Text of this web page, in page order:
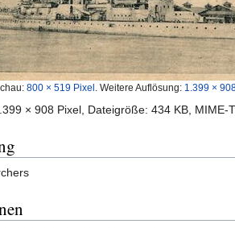
800 × 519 Pixel Weitere Auflösung: 1.399 ×
× 908 Pixel, Dateigröße: 434 KB, MIME-